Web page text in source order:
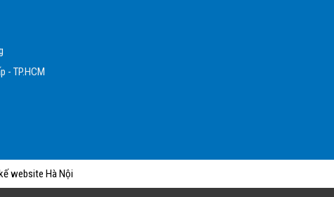
- TP.HCM
website Hà Nội